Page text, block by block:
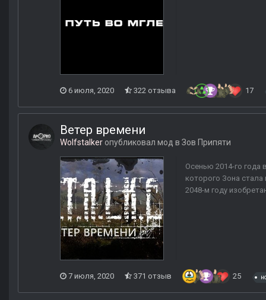
6 июля, 2020 322 отзыва 17
Ветер времени
Wolfstalker опубликовал мод в Зов Припяти
Осенью 2014-го
которого Зона
2048-м году
7 июля, 2020 371 отзыв 25